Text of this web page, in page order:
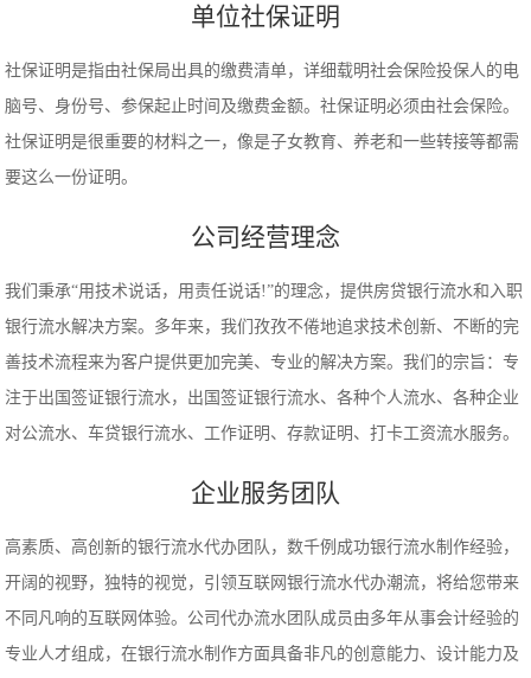
单位社保证明
社保证明是指由社保局出具的缴费清单，详细载明社会保险投保人的电
脑号、身份号、参保起止时间及缴费金额。社保证明必须由社会保险。
社保证明是很重要的材料之一，像是子女教育、养老和一些转接等都需
要这么一份证明。
公司经营理念
我们秉承“用技术说话，用责任说话!”的理念，提供房贷银行流水和入职
银行流水解决方案。多年来，我们孜孜不倦地追求技术创新、不断的完
善技术流程来为客户提供更加完美、专业的解决方案。我们的宗旨：专
注于出国签证银行流水，出国签证银行流水、各种个人流水、各种企业
对公流水、车贷银行流水、工作证明、存款证明、打卡工资流水服务。
企业服务团队
高素质、高创新的银行流水代办团队，数千例成功银行流水制作经验，
开阔的视野，独特的视觉，引领互联网银行流水代办潮流，将给您带来
不同凡响的互联网体验。公司代办流水团队成员由多年从事会计经验的
专业人才组成，在银行流水制作方面具备非凡的创意能力、设计能力及